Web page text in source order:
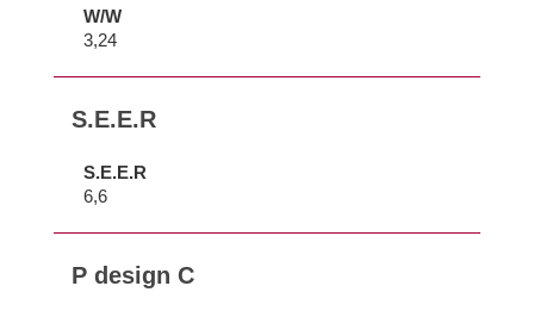
W/W
3,24
S.E.E.R
S.E.E.R
6,6
P design C